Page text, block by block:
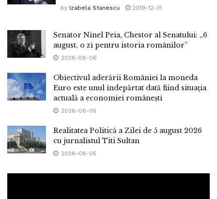
by Izabela Stanescu 2019-12-31
Senator Ninel Peia, Chestor al Senatului: „6
august, o zi pentru istoria românilor”
2026-08-06
Obiectivul aderării României la moneda
Euro este unul îndepărtat dată fiind situația
actuală a economiei românești
2026-08-05
Realitatea Politică a Zilei de 5 august 2026
cu jurnalistul Titi Sultan
2026-08-05